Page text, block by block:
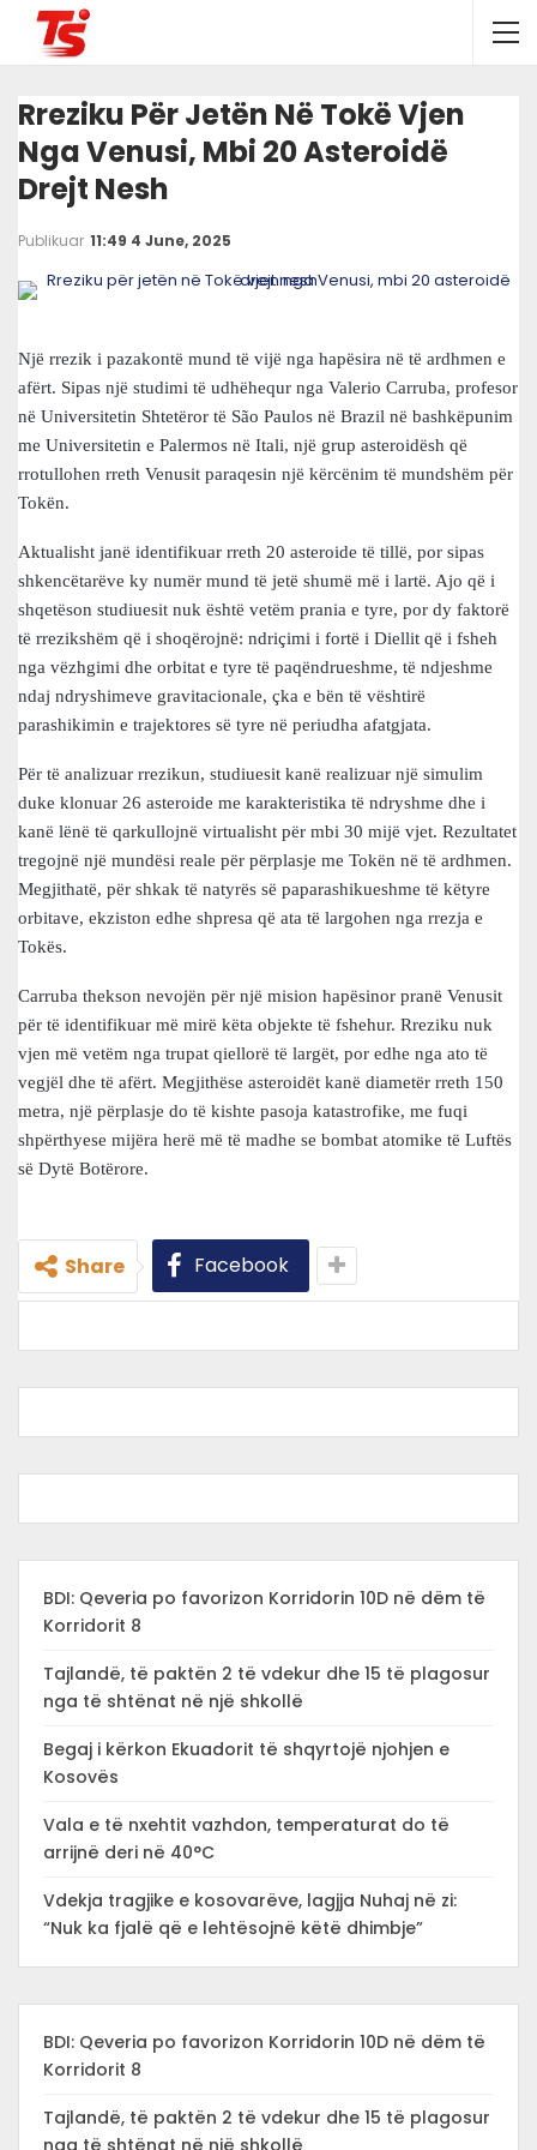
Rreziku Për Jetën Në Tokë Vjen
Nga Venusi, Mbi 20 Asteroidë
Drejt Nesh
Publikuar 11:49 4 June, 2025
Një rrezik i pazakontë mund të vijë nga hapësira në të ardhmen e
afërt. Sipas një studimi të udhëhequr nga Valerio Carruba, profesor
në Universitetin Shtetëror të São Paulos në Brazil në bashkëpunim
me Universitetin e Palermos në Itali, një grup asteroidësh që
rrotullohen rreth Venusit paraqesin një kërcënim të mundshëm për
Tokën.
Aktualisht janë identifikuar rreth 20 asteroide të tillë, por sipas
shkencëtarëve ky numër mund të jetë shumë më i lartë. Ajo që i
shqetëson studiuesit nuk është vetëm prania e tyre, por dy faktorë
të rrezikshëm që i shoqërojnë: ndriçimi i fortë i Diellit që i fsheh
nga vëzhgimi dhe orbitat e tyre të paqëndrueshme, të ndjeshme
ndaj ndryshimeve gravitacionale, çka e bën të vështirë
parashikimin e trajektores së tyre në periudha afatgjata.
Për të analizuar rrezikun, studiuesit kanë realizuar një simulim
duke klonuar 26 asteroide me karakteristika të ndryshme dhe i
kanë lënë të qarkullojnë virtualisht për mbi 30 mijë vjet. Rezultatet
tregojnë një mundësi reale për përplasje me Tokën në të ardhmen.
Megjithatë, për shkak të natyrës së paparashikueshme të këtyre
orbitave, ekziston edhe shpresa që ata të largohen nga rrezja e
Tokës.
Carruba thekson nevojën për një mision hapësinor pranë Venusit
për të identifikuar më mirë këta objekte të fshehur. Rreziku nuk
vjen më vetëm nga trupat qiellorë të largët, por edhe nga ato të
vegjël dhe të afërt. Megjithëse asteroidët kanë diametër rreth 150
metra, një përplasje do të kishte pasoja katastrofike, me fuqi
shpërthyese mijëra herë më të madhe se bombat atomike të Luftës
së Dytë Botërore.
Share Facebook
BDI: Qeveria po favorizon Korridorin 10D në dëm të
Korridorit 8
Tajlandë, të paktën 2 të vdekur dhe 15 të plagosur
nga të shtënat në një shkollë
Begaj i kërkon Ekuadorit të shqyrtojë njohjen e
Kosovës
Vala e të nxehtit vazhdon, temperaturat do të
arrijnë deri në 40°C
Vdekja tragjike e kosovarëve, lagjja Nuhaj në zi:
“Nuk ka fjalë që e lehtësojnë këtë dhimbje”
BDI: Qeveria po favorizon Korridorin 10D në dëm të
Korridorit 8
Tajlandë, të paktën 2 të vdekur dhe 15 të plagosur
nga të shtënat në një shkollë